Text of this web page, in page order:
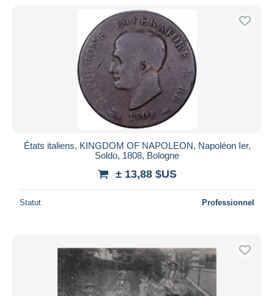
États italiens, KINGDOM OF NAPOLEON, Napoléon Ier,
Soldo, 1808, Bologne
± 13,88 $US
Statut Professionnel